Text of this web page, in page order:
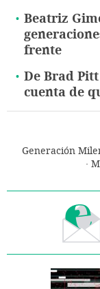
Beatriz
frente
De Brad
cuenta de
Generación